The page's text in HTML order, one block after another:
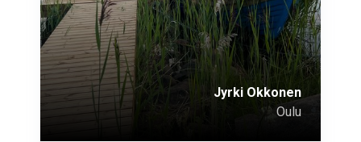
Jyrki Okkonen
Oulu